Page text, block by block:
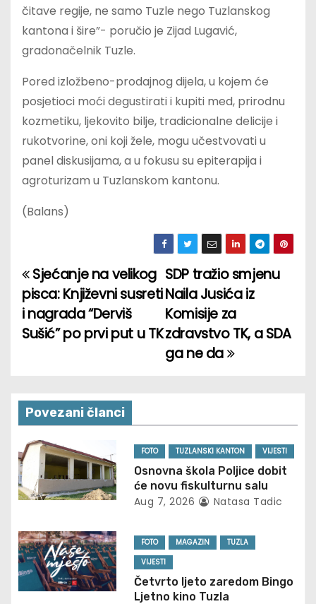
čitave regije, ne samo Tuzle nego Tuzlanskog
kantona i šire”- poručio je Zijad Lugavić,
gradonačelnik Tuzle.
Pored izložbeno-prodajnog dijela, u kojem će
posjetioci moći degustirati i kupiti med, prirodnu
kozmetiku, ljekovito bilje, tradicionalne delicije i
rukotvorine, oni koji žele, mogu učestvovati u
panel diskusijama, a u fokusu su epiterapija i
agroturizam u Tuzlanskom kantonu.
(Balans)
P
o
s
n
a
v
i
a
t
SDP tražio smjenu
Naila Jusića iz
Komisije za
zdravstvo TK, a SDA
ga ne da
Sjećanje na velikog
pisca: Književni susreti
i nagrada “Derviš
Sušić” po prvi put u TK
Povezani članci
FOTO TUZLANSKI KANTON VIJESTI
Osnovna škola Poljice dobit
će novu fiskulturnu salu
Aug 7, 2026 Natasa Tadic
FOTO MAGAZIN
TUZLA
VIJESTI
Četvrto ljeto zaredom Bingo
Ljetno kino Tuzla